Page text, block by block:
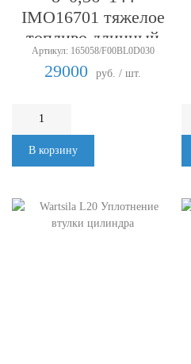
IMO16701 тяжелое
топливо длинный
носик 12,4 мм Bosch
Австрия
Артикул: 165058/F00BL0D030
29000 руб. / шт.
В корзину